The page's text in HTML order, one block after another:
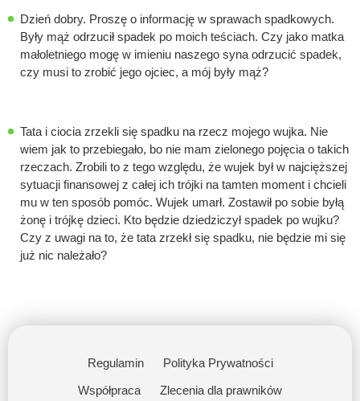
Dzień dobry. Proszę o informację w sprawach spadkowych.
Były mąż odrzucił spadek po moich teściach. Czy jako matka
małoletniego mogę w imieniu naszego syna odrzucić spadek,
czy musi to zrobić jego ojciec, a mój były mąż?
Tata i ciocia zrzekli się spadku na rzecz mojego wujka. Nie
wiem jak to przebiegało, bo nie mam zielonego pojęcia o takich
rzeczach. Zrobili to z tego względu, że wujek był w najcięższej
sytuacji finansowej z całej ich trójki na tamten moment i chcieli
mu w ten sposób pomóc. Wujek umarł. Zostawił po sobie byłą
żonę i trójkę dzieci. Kto będzie dziedziczył spadek po wujku?
Czy z uwagi na to, że tata zrzekł się spadku, nie będzie mi się
już nic należało?
Regulamin
Polityka Prywatności
Współpraca
Zlecenia dla prawników